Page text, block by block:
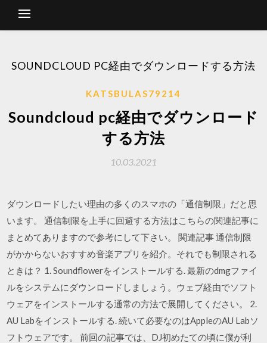
SOUNDCLOUD PC経由でダウンロードする方法
KATSBULAS79214
Soundcloud pc経由でダウンロード
する方法
10.03.2021
ダウンロードしたい理由の多くのスマホの「通信制限」だと思
います。 通信制限を上手に回避する方法はこちらの関連記事に
まとめてありますので参考にして下さい。 関連記事 通信制限
がかからないおすすめ音楽アプリを紹介。それでも制限される
ときは？ 1. Soundflowerをインストールする. 最新のdmgファイ
ルをシステムにダウンロードしましょう。ウェブ経由でソフト
ウェアをインストールする通常の方法で展開してください。 2.
AU Labをインストールする. 続いて必要なのはAppleのAU Labソ
フトウェアです。 前回の記事では、DJ初めたての頃に僕が利